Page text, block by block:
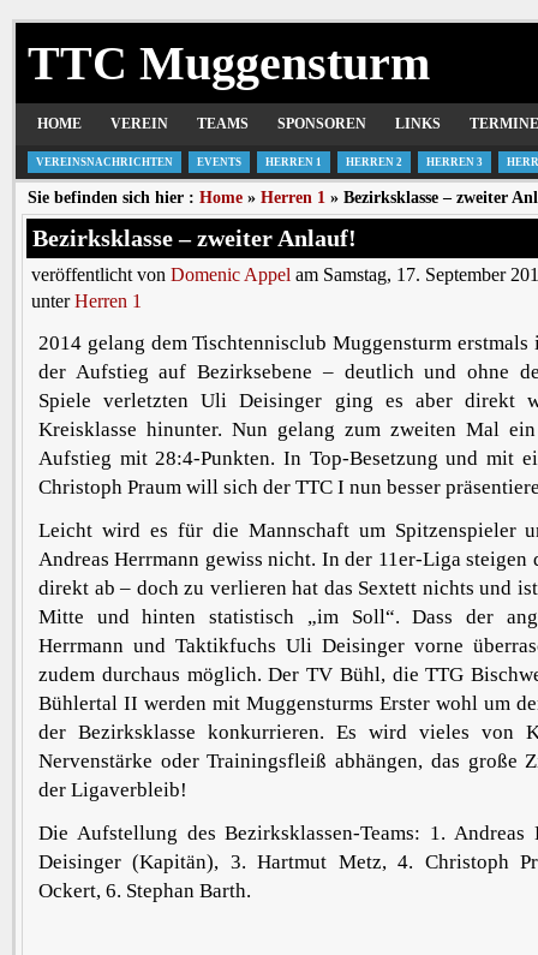
TTC Muggensturm
HOME VEREIN TEAMS SPONSOREN LINKS TERMINE
VEREINSNACHRICHTEN EVENTS HERREN 1 HERREN 2 HERREN 3
Sie befinden sich hier : Home » Herren 1 » Bezirksklasse – zweiter
Bezirksklasse – zweiter Anlauf!
veröffentlicht von Domenic Appel am Samstag, 17. September
unterHerren 1
2014 gelang dem Tischtennisclub Muggensturm erstmals
der Aufstieg auf Bezirksebene – deutlich und ohne
Spiele verletzten Uli Deisinger ging es aber direkt
Kreisklasse hinunter. Nun gelang zum zweiten Mal
Aufstieg mit 28:4-Punkten. In Top-Besetzung und mit
Christoph Praum will sich der TTC I nun besser
Leicht wird es für die Mannschaft um Spitzenspieler
Andreas Herrmann gewiss nicht. In der 11er-Liga steigen
direkt ab – doch zu verlieren hat das Sextett nichts und
Mitte und hinten statistisch „im Soll“. Dass der
Herrmann und Taktikfuchs Uli Deisinger vorne
zudem durchaus möglich. Der TV Bühl, die TTG
Bühlertal II werden mit Muggensturms Erster wohl um
der Bezirksklasse konkurrieren. Es wird vieles von
Nervenstärke oder Trainingsfleiß abhängen, das große
der Ligaverbleib!
Die Aufstellung des Bezirksklassen-Teams: 1.
Deisinger (Kapitän), 3. Hartmut Metz, 4. Christoph
Ockert, 6. Stephan Barth.